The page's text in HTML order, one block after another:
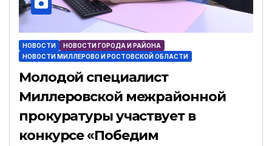
НОВОСТИ
НОВОСТИ ГОРОДА И РАЙОНА
НОВОСТИ МИЛЛЕРОВО И РОСТОВСКОЙ ОБЛАСТИ
Молодой специалист
Миллеровской межрайонной
прокуратуры участвует в
конкурсе «Победим